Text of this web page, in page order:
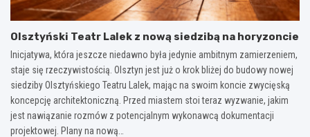
Olsztyński Teatr Lalek z nową siedzibą na horyzoncie
Inicjatywa, która jeszcze niedawno była jedynie ambitnym zamierzeniem,
staje się rzeczywistością. Olsztyn jest już o krok bliżej do budowy nowej
siedziby Olsztyńskiego Teatru Lalek, mając na swoim koncie zwycięską
koncepcję architektoniczną. Przed miastem stoi teraz wyzwanie, jakim
jest nawiązanie rozmów z potencjalnym wykonawcą dokumentacji
projektowej. Plany na nową…